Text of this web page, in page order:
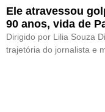
Ele atravessou
90 anos, vida de
Dirigido por Lilia Souza
trajetória do jornalista e